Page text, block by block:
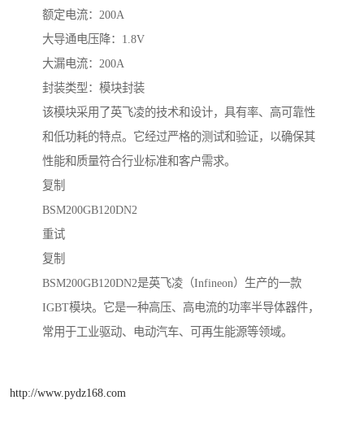
额定电流：200A
大导通电压降：1.8V
大漏电流：200A
封装类型：模块封装
该模块采用了英飞凌的技术和设计，具有率、高可靠性
和低功耗的特点。它经过严格的测试和验证，以确保其
性能和质量符合行业标准和客户需求。
复制
BSM200GB120DN2
重试
复制
BSM200GB120DN2是英飞凌（Infineon）生产的一款
IGBT模块。它是一种高压、高电流的功率半导体器件，
常用于工业驱动、电动汽车、可再生能源等领域。
http://www.pydz168.com